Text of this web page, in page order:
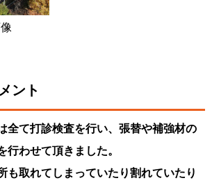
ント
全て打診検査を行い、張替や補強材の
行わせて頂きました。
も取れてしまっていたり割れていたり